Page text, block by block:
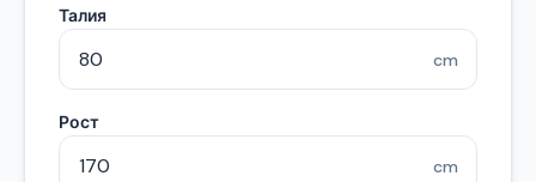
Талия
cm
Рост
cm